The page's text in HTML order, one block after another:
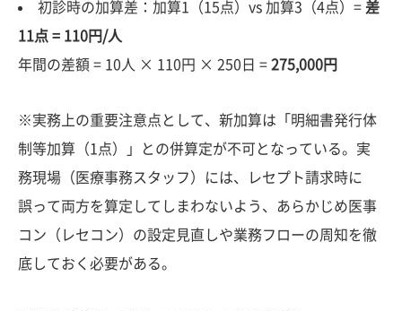
初診時の加算差：加算1（15点）vs 加算3（4点）= 差
11点 = 110円/人
年間の差額 = 10人 × 110円 × 250日 = 275,000円
※実務上の重要注意点として、新加算は「明細書発行体
制等加算（1点）」との併算定が不可となっている。実
務現場（医療事務スタッフ）には、レセプト請求時に
誤って両方を算定してしまわないよう、あらかじめ医事
コン（レセコン）の設定見直しや業務フローの周知を徹
底しておく必要がある。